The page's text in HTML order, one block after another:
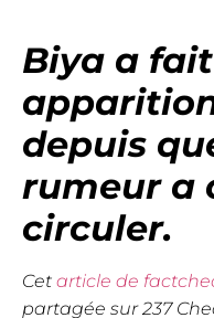
Biya a
depuis
rumeur a
circuler.
Cet article de
partagée sur 237